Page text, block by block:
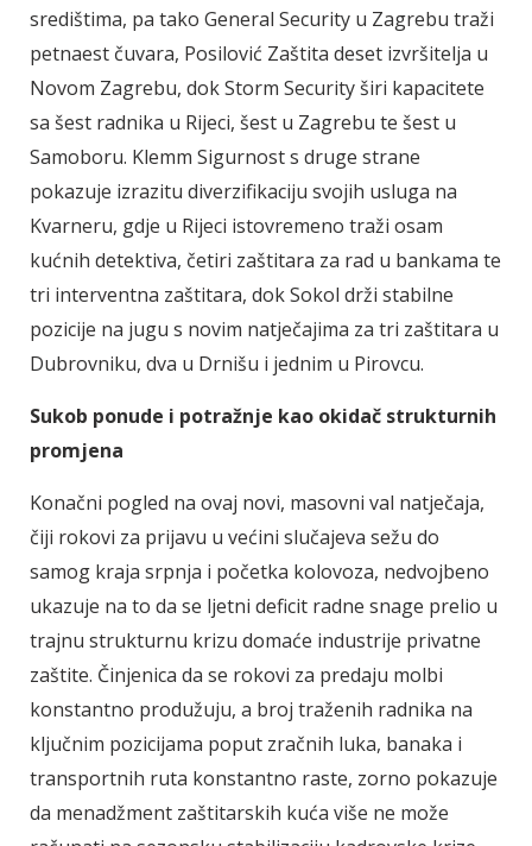
središtima, pa tako General Security u Zagrebu traži
petnaest čuvara, Posilović Zaštita deset izvršitelja u
Novom Zagrebu, dok Storm Security širi kapacitete
sa šest radnika u Rijeci, šest u Zagrebu te šest u
Samoboru. Klemm Sigurnost s druge strane
pokazuje izrazitu diverzifikaciju svojih usluga na
Kvarneru, gdje u Rijeci istovremeno traži osam
kućnih detektiva, četiri zaštitara za rad u bankama te
tri interventna zaštitara, dok Sokol drži stabilne
pozicije na jugu s novim natječajima za tri zaštitara u
Dubrovniku, dva u Drnišu i jednim u Pirovcu.
Sukob ponude i potražnje kao okidač strukturnih
promjena
Konačni pogled na ovaj novi, masovni val natječaja,
čiji rokovi za prijavu u većini slučajeva sežu do
samog kraja srpnja i početka kolovoza, nedvojbeno
ukazuje na to da se ljetni deficit radne snage prelio u
trajnu strukturnu krizu domaće industrije privatne
zaštite. Činjenica da se rokovi za predaju molbi
konstantno produžuju, a broj traženih radnika na
ključnim pozicijama poput zračnih luka, banaka i
transportnih ruta konstantno raste, zorno pokazuje
da menadžment zaštitarskih kuća više ne može